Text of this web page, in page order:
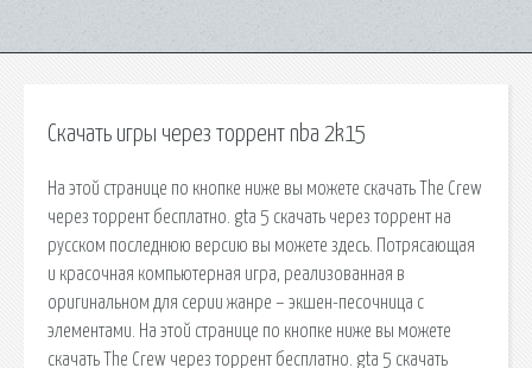
Скачать игры через торрент nba 2k15
На этой странице по кнопке ниже вы можете скачать The Crew
через торрент бесплатно. gta 5 скачать через торрент на
русском последнюю версию вы можете здесь. Потрясающая
и красочная компьютерная игра, реализованная в
оригинальном для серии жанре – экшен-песочница с
элементами. На этой странице по кнопке ниже вы можете
скачать The Crew через торрент бесплатно. gta 5 скачать